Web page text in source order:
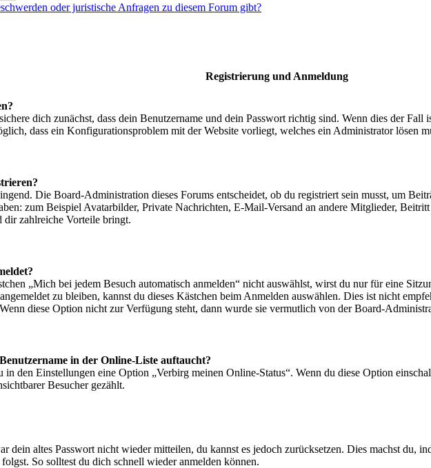
oder juristische Anfragen zu diesem Forum gibt?
Registrierung und Anmeldung
dich zunächst, dass dein Benutzername und dein Passwort richtig sind. Wenn dies der
dass ein Konfigurationsproblem mit der Website vorliegt, welches ein Administrator lösen
Die Board-Administration dieses Forums entscheidet, ob du registriert sein musst, um
zum Beispiel Avatarbilder, Private Nachrichten, E-Mail-Versand an andere Mitglieder,
dir zahlreiche Vorteile bringt.
„Mich bei jedem Besuch automatisch anmelden“ nicht auswählst, wirst du nur für eine
zu bleiben, kannst du dieses Kästchen beim Anmelden auswählen. Dies ist nicht
diese Option nicht zur Verfügung steht, dann wurde sie vermutlich von der Board-
in der Online-Liste auftaucht?
den Einstellungen eine Option „Verbirg meinen Online-Status“. Wenn du diese Option
Besucher gezählt.
dein altes Passwort nicht wieder mitteilen, du kannst es jedoch zurücksetzen. Dies machst du,
So solltest du dich schnell wieder anmelden können.